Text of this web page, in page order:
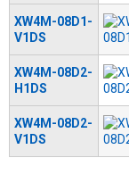
XW4M-08D1-
V1DS
XW4M-08D2-
H1DS
XW4M-08D2-
V1DS